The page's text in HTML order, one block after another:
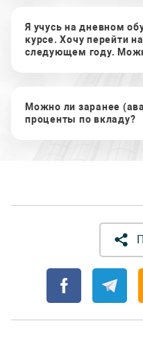
Я учусь на дневном
курсе. Хочу перейти
следующем году.
Можно ли заранее
проценты по вкладу?